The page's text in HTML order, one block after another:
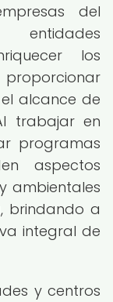
del
los
alcance de
trabajar en
programas
aspectos
ambientales
brindando a
integral de
y centros